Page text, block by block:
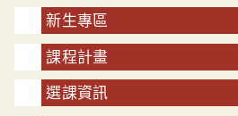
新生專區
課程計畫
選課資訊